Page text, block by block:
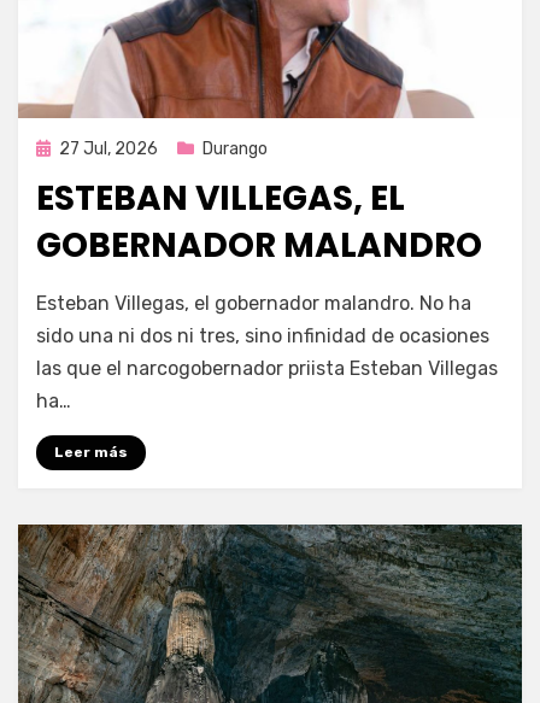
Publicada
27 Jul, 2026 Durango
ESTEBAN VILLEGAS, EL
GOBERNADOR MALANDRO
por Fernando Miranda Servín
Esteban Villegas, el gobernador malandro. No ha
sido una ni dos ni tres, sino infinidad de ocasiones
las que el narcogobernador priista Esteban Villegas
ha…
Leer más